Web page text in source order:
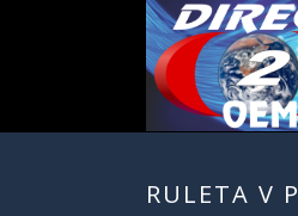
RULETA V